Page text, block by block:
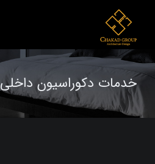
خدمات دکوراسیون داخلی